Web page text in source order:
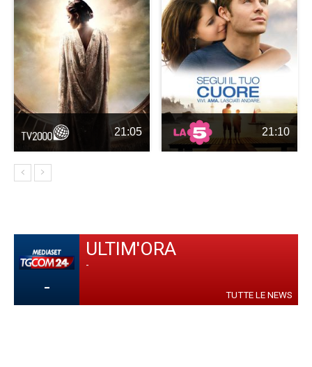
21:05 21:10
-
ULTIM'ORA
-
TUTTE LE NEWS